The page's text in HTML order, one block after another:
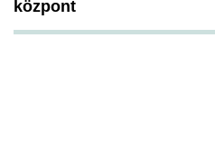
központ